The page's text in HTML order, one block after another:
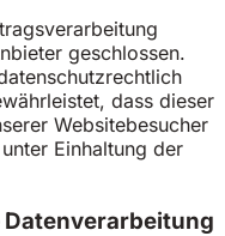
geschlossen.
dass dieser
Websitebesucher
Einhaltung der